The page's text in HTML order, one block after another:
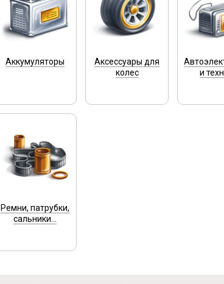
Аккумуляторы
Аксессуары для
колес
и
Ремни, патрубки,
сальники...